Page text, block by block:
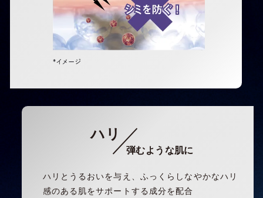
ハリ
弾むような肌に
ハリとうるおいを与え、ふっくらしなやかなハリ
感のある肌をサポートする成分を配合